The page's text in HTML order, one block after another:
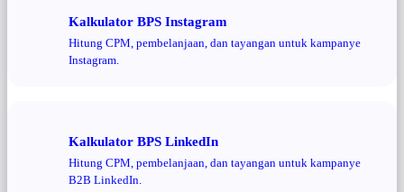
Kalkulator BPS Instagram
Hitung CPM, pembelanjaan, dan tayangan untuk kampanye
Instagram.
Kalkulator BPS LinkedIn
Hitung CPM, pembelanjaan, dan tayangan untuk kampanye
B2B LinkedIn.